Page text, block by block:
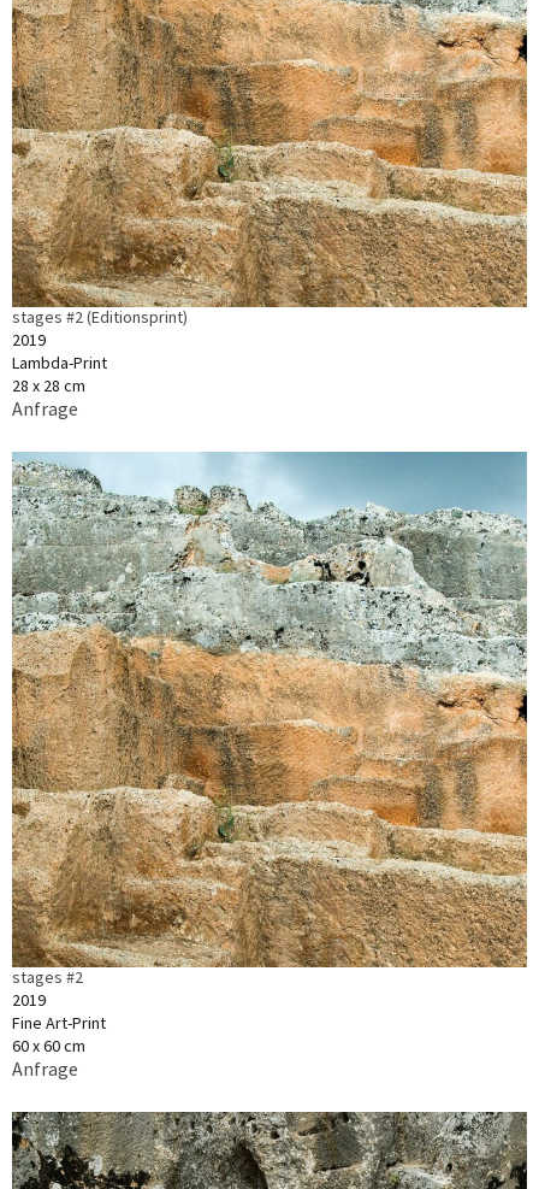
stages #2 (Editionsprint)
2019
Lambda-Print
28 x 28 cm
Anfrage
stages #2
2019
Fine Art-Print
60 x 60 cm
Anfrage